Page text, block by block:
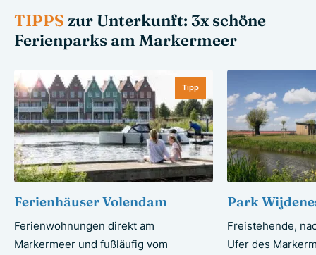
TIPPS zur Unterkunft: 3x schöne
Ferienparks am Markermeer
Tipp
Ferienhäuser Volendam
Ferienwohnungen direkt am
Markermeer und fußläufig vom
Park
Freistehende,
Ufer des